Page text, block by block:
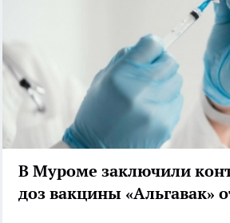
В Муроме заключили
доз вакцины «Альгавак»